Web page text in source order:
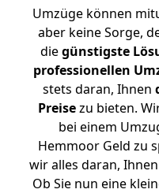
Umzüge können
aber keine Sorge,
diegünstigste
professionellen
stets daran, Ihnen
Preisezu bieten.
bei einem
Hemmoor Geld zu
wir alles daran,
Ob Sie nun eine